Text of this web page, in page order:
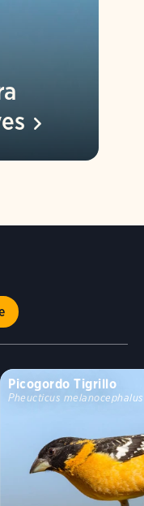
Picogordo Tigrillo
Pheucticus melanocephalus